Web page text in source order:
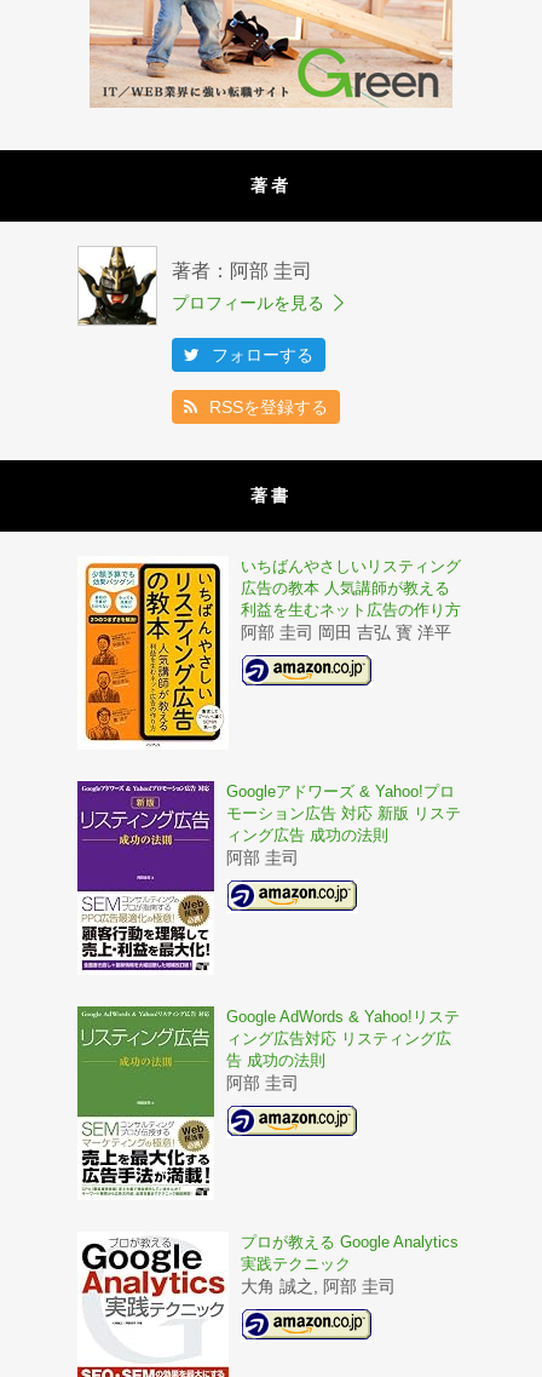
著者
著者：阿部 圭司
プロフィールを見る
フォローする
RSSを登録する
著書
いちばんやさしいリスティング
広告の教本 人気講師が教える
利益を生むネット広告の作り方
阿部 圭司 岡田 吉弘 寳 洋平
Googleアドワーズ & Yahoo!プロ
モーション広告 対応 新版 リステ
ィング広告 成功の法則
阿部 圭司
Google AdWords & Yahoo!リステ
ィング広告対応 リスティング広
告 成功の法則
阿部 圭司
プロが教える Google Analytics
実践テクニック
大角 誠之, 阿部 圭司